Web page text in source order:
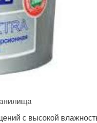
с высокой